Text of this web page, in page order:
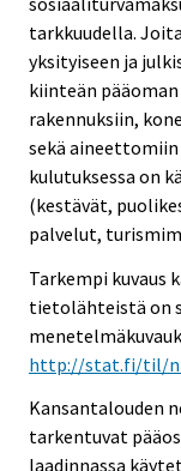
tarkkuudella.
yksityiseen ja
kiinteän
rakennuksiin,
sekä
kulutuksessa on
(kestävät,
palvelut,
Tarkempi kuvaus
tietolähteistä on
http://stat.fi/til/
Kansantalouden
tarkentuvat
laadinnassa